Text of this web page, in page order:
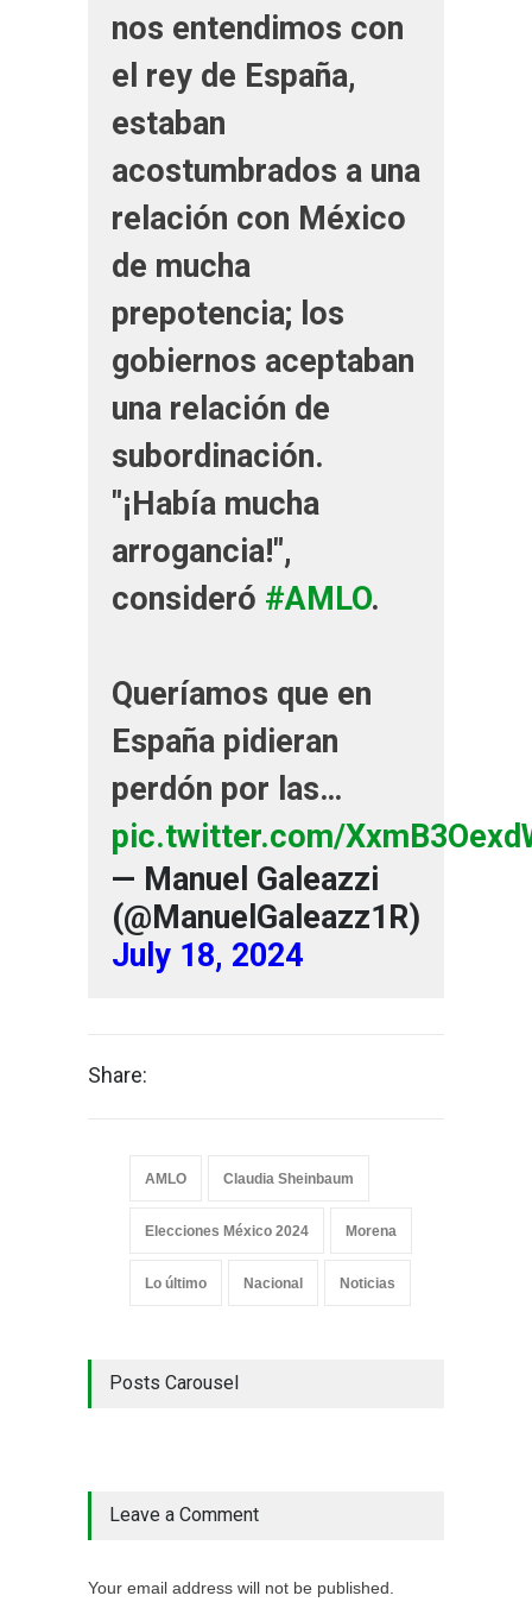
nos entendimos con
el rey de España,
estaban
acostumbrados a una
relación con México
de mucha
prepotencia; los
gobiernos aceptaban
una relación de
subordinación.
"¡Había mucha
arrogancia!",
consideró #AMLO.
Queríamos que en
España pidieran
perdón por las…
pic.twitter.com/
— Manuel Galeazzi
(@ManuelGaleazz1R)
July 18, 2024
Share:
AMLO Claudia Sheinbaum
Elecciones México 2024 Morena
Lo último Nacional Noticias
Posts Carousel
Leave a Comment
Your email address will not be published.